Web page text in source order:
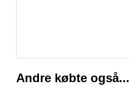
Andre købte også...